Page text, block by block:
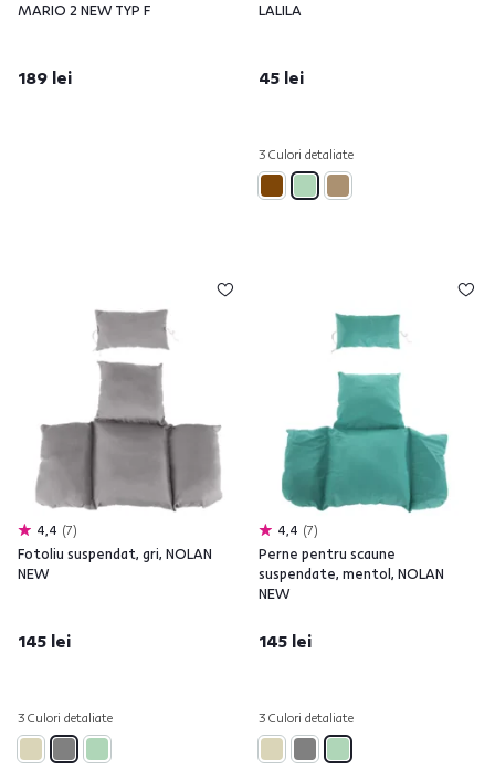
MARIO 2 NEW TYP F
189 lei
LALILA
45 lei
3 Culori detaliate
4,4 7
Fotoliu suspendat, gri, NOLAN
NEW
145 lei
3 Culori detaliate
4,4 7
Perne pentru scaune
suspendate, mentol, NOLAN
NEW
145 lei
3 Culori detaliate